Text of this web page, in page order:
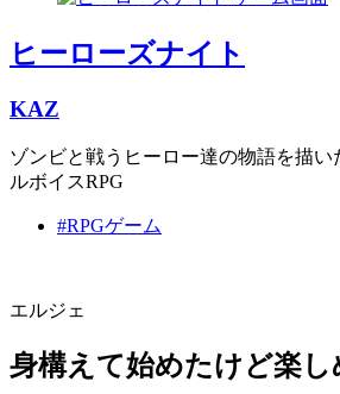
ヒーローズナイト
KAZ
ゾンビと戦うヒーロー達の物語を描い
ルボイスRPG
#RPGゲーム
エルジェ
身構えて始めたけど楽し